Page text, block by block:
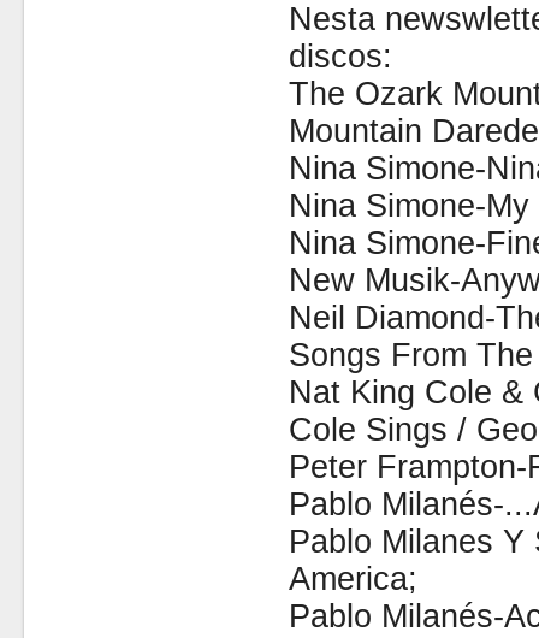
Nesta
discos:
The Ozark
Mountain
Nina Simone-
Nina Simone-
Nina Simone-
New Musik-
Neil Diamond-
Songs From
Nat King Cole &
Cole Sings /
Peter
Pablo Milanés-
Pablo Milanes Y
America;
Pablo Milanés-